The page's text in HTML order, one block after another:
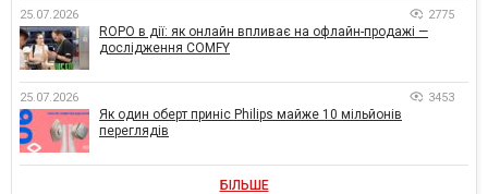
25.07.2026 2775
ROPO в дії: як онлайн впливає на офлайн-продажі —
дослідження COMFY
25.07.2026 3453
Як один оберт приніс Philips майже 10 мільйонів
переглядів
БІЛЬШЕ